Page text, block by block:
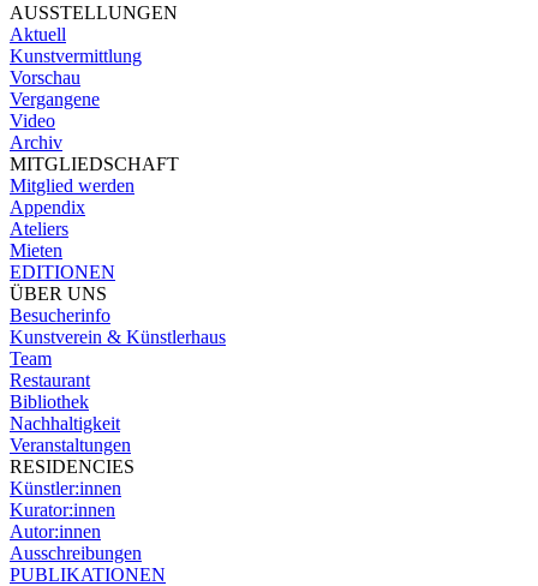
AUSSTELLUNGEN
Aktuell
Kunstvermittlung
Vorschau
Vergangene
Video
Archiv
MITGLIEDSCHAFT
Mitglied werden
Appendix
Ateliers
Mieten
EDITIONEN
ÜBER UNS
Besucherinfo
Kunstverein & Künstlerhaus
Team
Restaurant
Bibliothek
Nachhaltigkeit
Veranstaltungen
RESIDENCIES
Künstler:innen
Kurator:innen
Autor:innen
Ausschreibungen
PUBLIKATIONEN